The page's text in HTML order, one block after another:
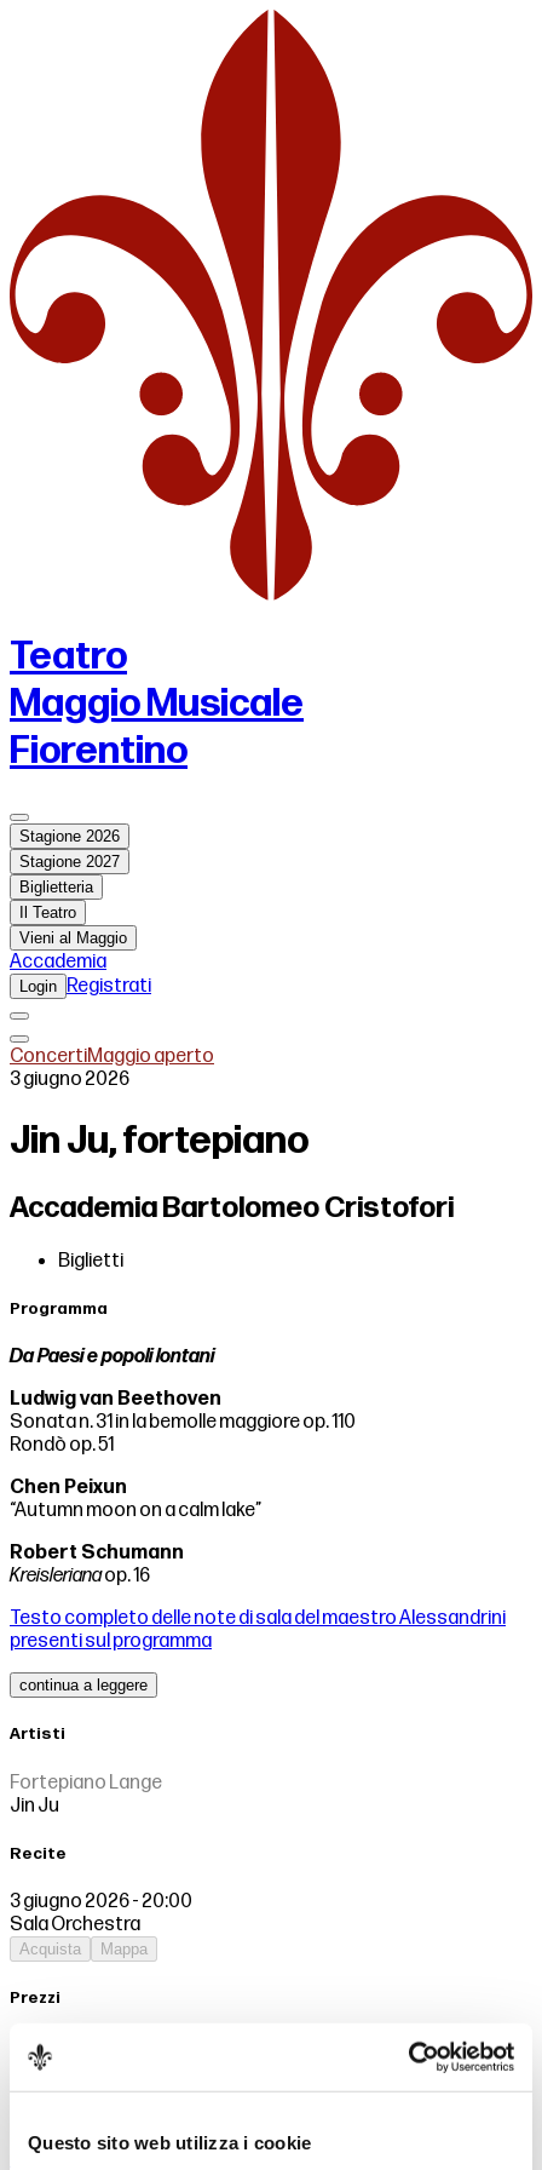
Questo sito web utilizza i cookie
Teatro
Maggio Musicale
Fiorentino
Stagione 2026
Stagione 2027
Biglietteria
Il Teatro
Vieni al Maggio
Accademia
Login Registrati
ConcertiMaggio aperto
3 giugno 2026
Jin Ju, fortepiano
Accademia Bartolomeo Cristofori
Biglietti
Programma
Da Paesi e popoli lontani
Ludwig van Beethoven
Sonata n. 31 in la bemolle maggiore op. 110
Rondò op. 51
Chen Peixun
“Autumn moon on a calm lake”
Robert Schumann
Kreislerianaop. 16
Testo completo delle note di sala del maestro Alessandrini
presenti sul programma
continua a leggere
Artisti
Fortepiano Lange
Jin Ju
Recite
3 giugno 2026 - 20:00
Sala Orchestra
Acquista Mappa
Prezzi
Posto unico
6 settembre 2026